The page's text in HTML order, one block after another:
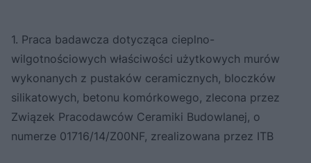
1. Praca badawcza dotycząca cieplno-
wilgotnościowych właściwości użytkowych murów
wykonanych z pustaków ceramicznych, bloczków
silikatowych, betonu komórkowego, zlecona przez
Związek Pracodawców Ceramiki Budowlanej, o
numerze 01716/14/Z00NF, zrealizowana przez ITB